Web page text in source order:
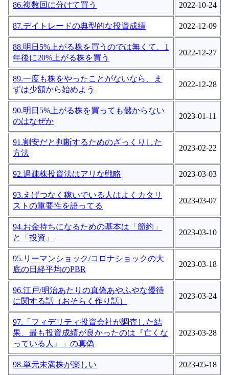
86.複数回に分けて買う 2022-10-24
87.デイトレードの典型的な投資成績 2022-12-09
88.明日5%上がる株を買うのでは無くて、1
年後に20%上がる株を買う
2022-12-27
89.一度も株をやったことがないなら、ま
ずは少額から始めよう
2022-12-28
90.明日5%上がる株を買っても儲からない
のはなぜか
2023-01-11
91.割安だと判断するためのざっくりした
方法
2023-02-22
92.過疎株投資法はアリな戦略 2023-03-03
93.えげつなく稼いでいる人はよくカタリ
ストの重要性を語ってる
2023-03-07
94.お金持ちになるための基本は「節約」
と「投資」
2023-03-10
95.リーマンショック/コロナショックの大
底の日経平均のPBR
2023-03-18
96.江戸/明治あたりの真偽あやふやな優待
に関する話（おそらく作り話）
2023-03-24
97.「フィデリティ投資会社が調査した結
果、最も投資成績が良かったのは『亡くな
っている人』」の真偽
2023-03-28
98.単元未満株が楽しい 2023-05-18